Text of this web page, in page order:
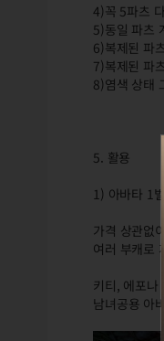
4)꼭 5파츠
5)동일 파츠
6)복제된 파
7)복제된 파
8)염색 상태
5. 활용
1) 아바타 1
가격 상관없
여러 부캐로
키티, 에포나
남녀공용 아